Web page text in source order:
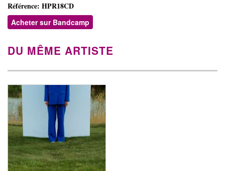
Référence: HPR18CD
Acheter sur Bandcamp
DU MÊME ARTISTE